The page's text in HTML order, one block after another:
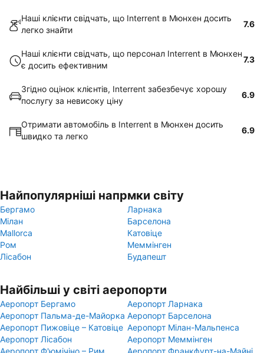
Наші клієнти свідчать, що Interrent в Мюнхен досить
легко знайти
7.6
Наші клієнти свідчать, що персонал Interrent в Мюнхен
є досить ефективним
7.3
Згідно оцінок клієнтів, Interrent забезбечує хорошу
послугу за невисоку ціну
6.9
Отримати автомобіль в Interrent в Мюнхен досить
швидко та легко
6.9
Найпопулярніші напрмки світу
Бергамо
Ларнака
Мілан
Барселона
Mallorca
Катовіце
Ром
Меммінген
Лісабон
Будапешт
Найбільші у світі аеропорти
Аеропорт Бергамо
Аеропорт Ларнака
Аеропорт Пальма-де-Майорка Аеропорт Барселона
Аеропорт Пижовіце – Катовіце Аеропорт Мілан-Мальпенса
Аеропорт Лісабон
Аеропорт Меммінген
Аеропорт Ф'юмічіно – Рим
Аеропорт Франкфурт-на-Майні